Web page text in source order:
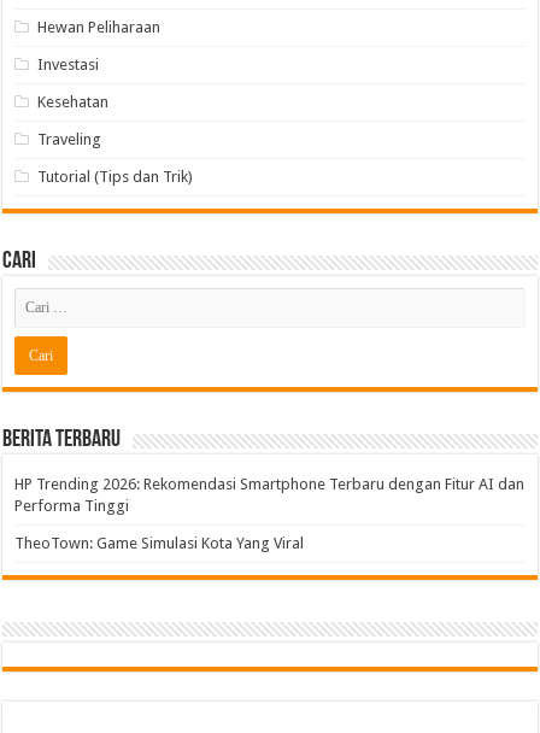
Hewan Peliharaan
Investasi
Kesehatan
Traveling
Tutorial (Tips dan Trik)
Cari
Berita Terbaru
HP Trending 2026: Rekomendasi Smartphone Terbaru dengan Fitur AI dan
Performa Tinggi
TheoTown: Game Simulasi Kota Yang Viral